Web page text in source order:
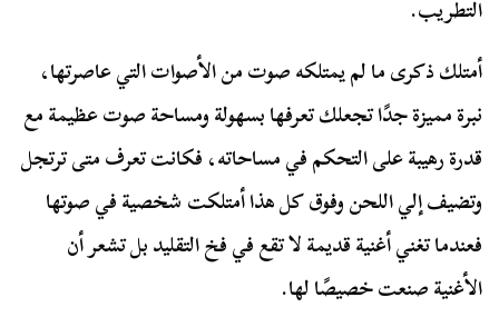
التطريب.
أمتلك ذكرى ما لم يمتلكه صوت من الأصوات التي عاصرتها،
نبرة مميزة جدًا تجعلك تعرفها بسهولة ومساحة صوت عظيمة مع
قدرة رهيبة على التحكم في مساحاته، فكانت تعرف متى ترتجل
وتضيف إلي اللحن وفوق كل هذا أمتلكت شخصية في صوتها
فعندما تغني أغنية قديمة لا تقع في فخ التقليد بل تشعر أن
الأغنية صنعت خصيصًا لها.